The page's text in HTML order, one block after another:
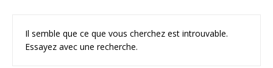
Il semble que ce que vous cherchez est introuvable.
Essayez avec une recherche.